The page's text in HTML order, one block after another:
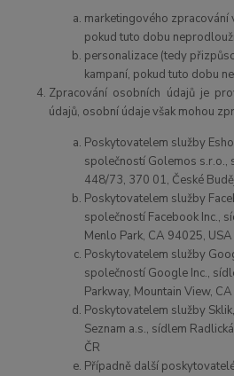
marketingového zpracování
pokud tuto dobu
personalizace (tedy
kampaní, pokud tuto dobu
Zpracování osobních údajů je
údajů, osobní údaje však mohou
Poskytovatelem služby
společností Golemos s.r.o.,
448/73, 370 01, České
Poskytovatelem služby
společností Facebook Inc.,
Menlo Park, CA 94025, USA
Poskytovatelem služby
společností Google Inc.,
Parkway, Mountain View,
Poskytovatelem služby
Seznam a.s., sídlem
ČR
Případně další